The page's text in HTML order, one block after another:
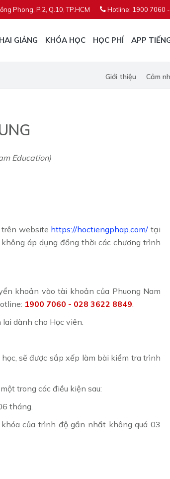
Phong, P.2, Q.10, TP.HCM Hotline: 1900 7060
GIẢNG KHÓA HỌC HỌC PHÍ APP
Giới thiệu Cảm
Education)
website https://hoctiengphap.com/ tại
áp dụng đồng thời các chương trình
khoản vào tài khoản của Phuong Nam
1900 7060 - 028 3622 8849.
dành cho Học viên.
sẽ được sắp xếp làm bài kiểm tra trình
trong các điều kiện sau:
tháng.
của trình độ gần nhất không quá 03